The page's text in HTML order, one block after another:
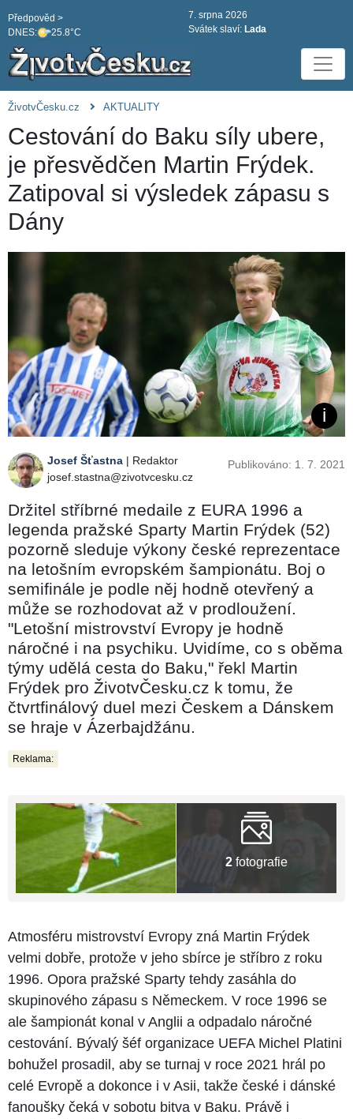
DNES: 25.8°C
Předpověd >
7. srpna 2026
Svátek slaví: Lada
ŽivotvČesku.cz AKTUALITY
Cestování do Baku síly ubere,
je přesvědčen Martin Frýdek.
Zatipoval si výsledek zápasu s
Dány
Josef Šťastna | Redaktor
josef.stastna@zivotvcesku.cz
Publikováno: 1. 7. 2021
Držitel stříbrné medaile z EURA 1996 a
legenda pražské Sparty Martin Frýdek (52)
pozorně sleduje výkony české reprezentace
na letošním evropském šampionátu. Boj o
semifinále je podle něj hodně otevřený a
může se rozhodovat až v prodloužení.
"Letošní mistrovství Evropy je hodně
náročné i na psychiku. Uvidíme, co s oběma
týmy udělá cesta do Baku," řekl Martin
Frýdek pro ŽivotvČesku.cz k tomu, že
čtvrtfinálový duel mezi Českem a Dánskem
se hraje v Ázerbajdžánu.
Reklama:
2 fotografie
Atmosféru mistrovství Evropy zná Martin Frýdek
velmi dobře, protože v jeho sbírce je stříbro z roku
1996. Opora pražské Sparty tehdy zasáhla do
skupinového zápasu s Německem. V roce 1996 se
ale šampionát konal v Anglii a odpadalo náročné
cestování. Bývalý šéf organizace UEFA Michel Platini
bohužel prosadil, aby se turnaj v roce 2021 hrál po
celé Evropě a dokonce i v Asii, takže české i dánské
fanoušky čeká v sobotu bitva v Baku. Právě i